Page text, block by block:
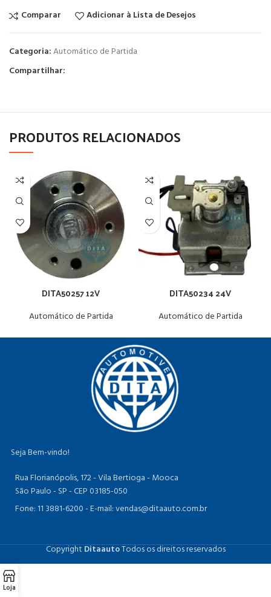
Comparar
Adicionar à Lista de Desejos
Categoria:Automático de Partida
Compartilhar:
PRODUTOS RELACIONADOS
DITA50257 12V
Automático de Partida
DITA50234 24V
Automático de Partida
Seja Bem-vindo!
Rua Florianópolis, 172 - Vila Bertioga - Mooca
São Paulo - SP - CEP 03185-050
Fone: 11 3881-6200 -E-mail: vendas@ditaauto.com.br
CopyrightDitaautoTodos os direitos reservados
Loja